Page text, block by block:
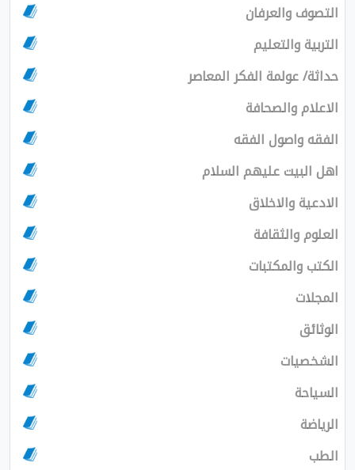
التصوف والعرفان
التربية والتعليم
حداثة/ عولمة الفكر المعاصر
الاعلام والصحافة
الفقه واصول الفقه
اهل البيت عليهم السلام
الادعية والاخلاق
العلوم والثقافة
الكتب والمكتبات
المجلات
الوثائق
الشخصيات
السياحة
الرياضة
الطب